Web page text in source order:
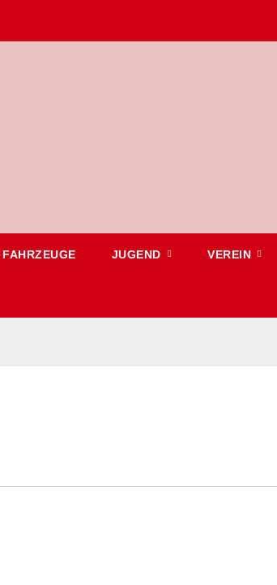
FAHRZEUGE JUGEND VEREIN